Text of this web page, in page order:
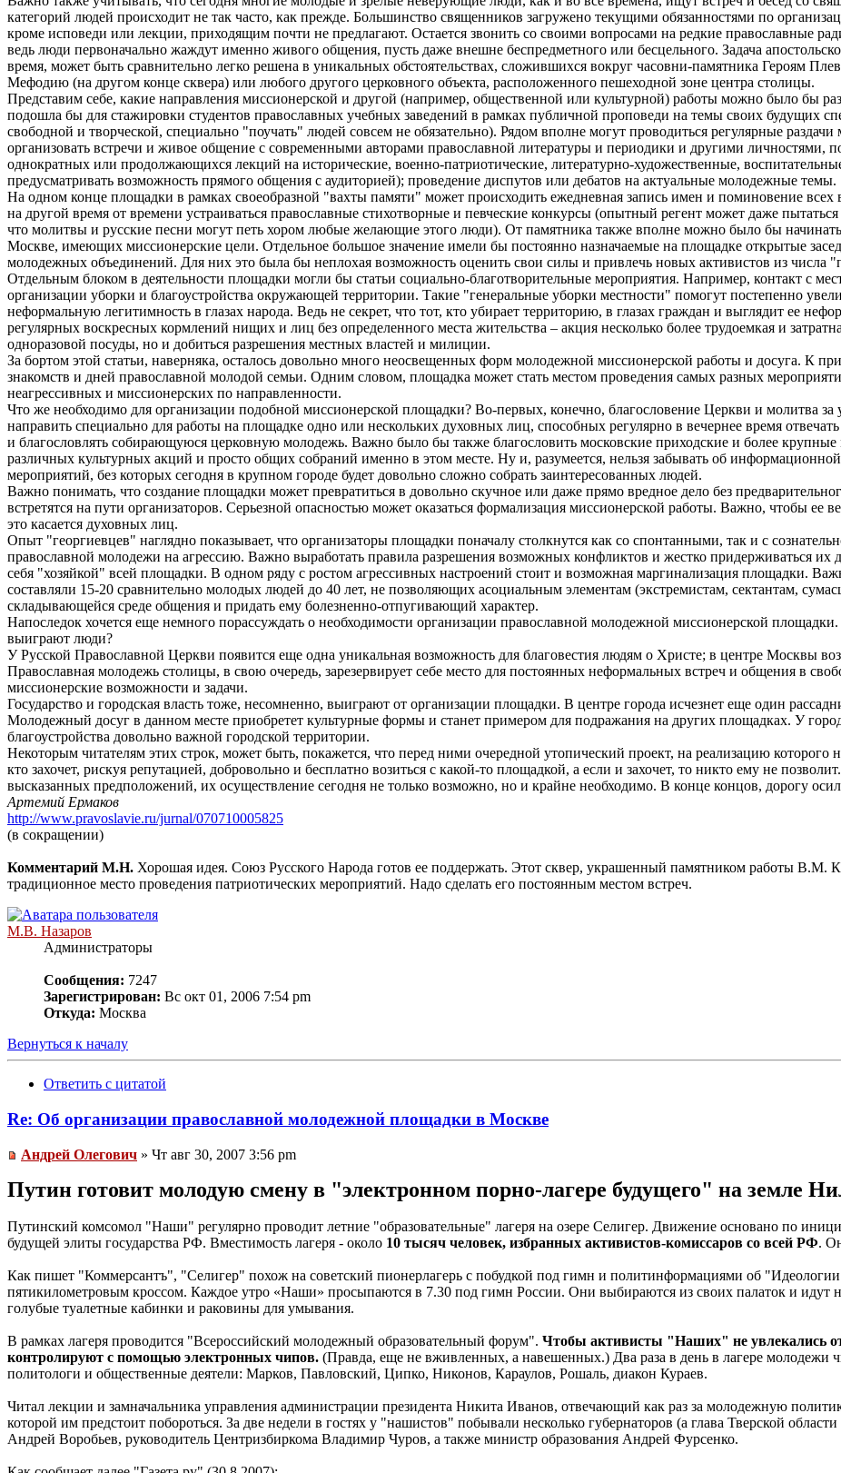
категорий людей происходит не так часто, как прежде. Большинство священников загружено текущими обязанностями по
кроме исповеди или лекции, приходящим почти не предлагают. Остается звонить со своими вопросами на редкие православные
ведь люди первоначально жаждут именно живого общения, пусть даже внешне беспредметного или бесцельного. Задача
время, может быть сравнительно легко решена в уникальных обстоятельствах, сложившихся вокруг часовни-памятника Героям
Мефодию (на другом конце сквера) или любого другого церковного объекта, расположенного пешеходной зоне центра столицы.
Представим себе, какие направления миссионерской и другой (например, общественной или культурной) работы можно было бы
подошла бы для стажировки студентов православных учебных заведений в рамках публичной проповеди на темы своих будущих
свободной и творческой, специально "поучать" людей совсем не обязательно). Рядом вполне могут проводиться регулярные
организовать встречи и живое общение с современными авторами православной литературы и периодики и другими личностями,
однократных или продолжающихся лекций на исторические, военно-патриотические, литературно-художественные,
предусматривать возможность прямого общения с аудиторией); проведение диспутов или дебатов на актуальные молодежные темы.
На одном конце площадки в рамках своеобразной "вахты памяти" может происходить ежедневная запись имен и поминовение
на другой время от времени устраиваться православные стихотворные и певческие конкурсы (опытный регент может даже
что молитвы и русские песни могут петь хором любые желающие этого люди). От памятника также вполне можно было бы
Москве, имеющих миссионерские цели. Отдельное большое значение имели бы постоянно назначаемые на площадке открытые
молодежных объединений. Для них это была бы неплохая возможность оценить свои силы и привлечь новых активистов из числа
Отдельным блоком в деятельности площадки могли бы статьи социально-благотворительные мероприятия. Например, контакт с
организации уборки и благоустройства окружающей территории. Такие "генеральные уборки местности" помогут постепенно
неформальную легитимность в глазах народа. Ведь не секрет, что тот, кто убирает территорию, в глазах граждан и выглядит ее
регулярных воскресных кормлений нищих и лиц без определенного места жительства – акция несколько более трудоемкая и
одноразовой посуды, но и добиться разрешения местных властей и милиции.
За бортом этой статьи, наверняка, осталось довольно много неосвещенных форм молодежной миссионерской работы и досуга. К
знакомств и дней православной молодой семьи. Одним словом, площадка может стать местом проведения самых разных
неагрессивных и миссионерских по направленности.
Что же необходимо для организации подобной миссионерской площадки? Во-первых, конечно, благословение Церкви и молитва
направить специально для работы на площадке одно или нескольких духовных лиц, способных регулярно в вечернее время
и благословлять собирающуюся церковную молодежь. Важно было бы также благословить московские приходские и более
различных культурных акций и просто общих собраний именно в этом месте. Ну и, разумеется, нельзя забывать об
мероприятий, без которых сегодня в крупном городе будет довольно сложно собрать заинтересованных людей.
Важно понимать, что создание площадки может превратиться в довольно скучное или даже прямо вредное дело без
встретятся на пути организаторов. Серьезной опасностью может оказаться формализация миссионерской работы. Важно, чтобы ее
это касается духовных лиц.
Опыт "георгиевцев" наглядно показывает, что организаторы площадки поначалу столкнутся как со спонтанными, так и с
православной молодежи на агрессию. Важно выработать правила разрешения возможных конфликтов и жестко придерживаться их
себя "хозяйкой" всей площадки. В одном ряду с ростом агрессивных настроений стоит и возможная маргинализация площадки.
составляли 15-20 сравнительно молодых людей до 40 лет, не позволяющих асоциальным элементам (экстремистам, сектантам,
складывающейся среде общения и придать ему болезненно-отпугивающий характер.
Напоследок хочется еще немного порассуждать о необходимости организации православной молодежной миссионерской
выиграют люди?
У Русской Православной Церкви появится еще одна уникальная возможность для благовестия людям о Христе; в центре Москвы
Православная молодежь столицы, в свою очередь, зарезервирует себе место для постоянных неформальных встреч и общения в
миссионерские возможности и задачи.
Государство и городская власть тоже, несомненно, выиграют от организации площадки. В центре города исчезнет еще один
Молодежный досуг в данном месте приобретет культурные формы и станет примером для подражания на других площадках. У
благоустройства довольно важной городской территории.
Некоторым читателям этих строк, может быть, покажется, что перед ними очередной утопический проект, на реализацию которого
кто захочет, рискуя репутацией, добровольно и бесплатно возиться с какой-то площадкой, а если и захочет, то никто ему не
высказанных предположений, их осуществление сегодня не только возможно, но и крайне необходимо. В конце концов, дорогу
Артемий Ермаков
http://www.pravoslavie.ru/jurnal/070710005825
(в сокращении)
Комментарий М.Н. Хорошая идея. Союз Русского Народа готов ее поддержать. Этот сквер, украшенный памятником работы В.М.
традиционное место проведения патриотических мероприятий. Надо сделать его постоянным местом встреч.
М.В. Назаров
Администраторы
Сообщения: 7247
Зарегистрирован: Вс окт 01, 2006 7:54 pm
Откуда: Москва
Вернуться к началу
Ответить с цитатой
Re: Об организации православной молодежной площадки в Москве
Андрей Олегович » Чт авг 30, 2007 3:56 pm
Путин готовит молодую смену в "электронном порно-лагере будущего" на земле
Путинский комсомол "Наши" регулярно проводит летние "образовательные" лагеря на озере Селигер. Движение основано по
будущей элиты государства РФ. Вместимость лагеря - около 10 тысяч человек, избранных активистов-комиссаров со всей РФ.
Как пишет "Коммерсантъ", "Селигер" похож на советский пионерлагерь с побудкой под гимн и политинформациями об
пятикилометровым кроссом. Каждое утро «Наши» просыпаются в 7.30 под гимн России. Они выбираются из своих палаток и идут
голубые туалетные кабинки и раковины для умывания.
В рамках лагеря проводится "Всероссийский молодежный образовательный форум". Чтобы активисты "Наших" не увлекались
контролируют с помощью электронных чипов. (Правда, еще не вживленных, а навешенных.) Два раза в день в лагере молодежи
политологи и общественные деятели: Марков, Павловский, Ципко, Никонов, Караулов, Рошаль, диакон Кураев.
Читал лекции и замначальника управления администрации президента Никита Иванов, отвечающий как раз за молодежную
которой им предстоит побороться. За две недели в гостях у "нашистов" побывали несколько губернаторов (а глава Тверской
Андрей Воробьев, руководитель Центризбиркома Владимир Чуров, а также министр образования Андрей Фурсенко.